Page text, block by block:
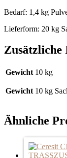
Bedarf: 1,4 kg
Lieferform: 20 kg
Zusätzliche
Gewicht 10 kg
Gewicht 10 kg
Ähnliche